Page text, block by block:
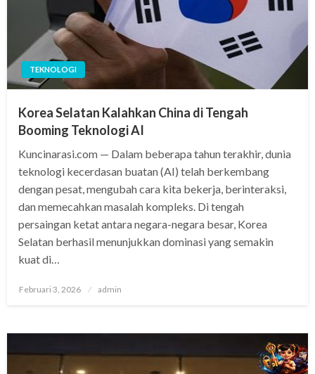
TEKNOLOGI
Korea Selatan Kalahkan China di Tengah
Booming Teknologi AI
Kuncinarasi.com — Dalam beberapa tahun terakhir, dunia
teknologi kecerdasan buatan (AI) telah berkembang
dengan pesat, mengubah cara kita bekerja, berinteraksi,
dan memecahkan masalah kompleks. Di tengah
persaingan ketat antara negara-negara besar, Korea
Selatan berhasil menunjukkan dominasi yang semakin
kuat di…
Posted
Februari 3, 2026 admin